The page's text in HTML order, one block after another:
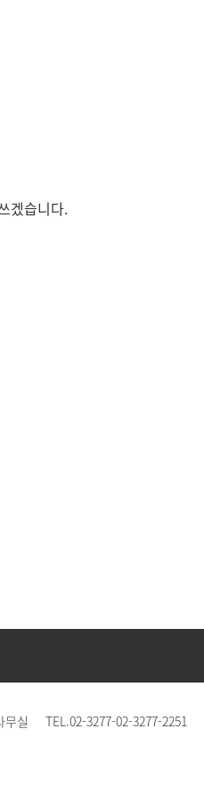
겠습니다.
무실 TEL.02-3277-02-3277-2251